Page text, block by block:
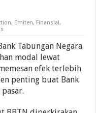
, Emiten, Finansial,
Tabungan Negara
modal lewat
efek terlebih
penting buat Bank